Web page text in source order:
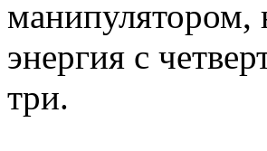
манипулятором,
энергия с
три.